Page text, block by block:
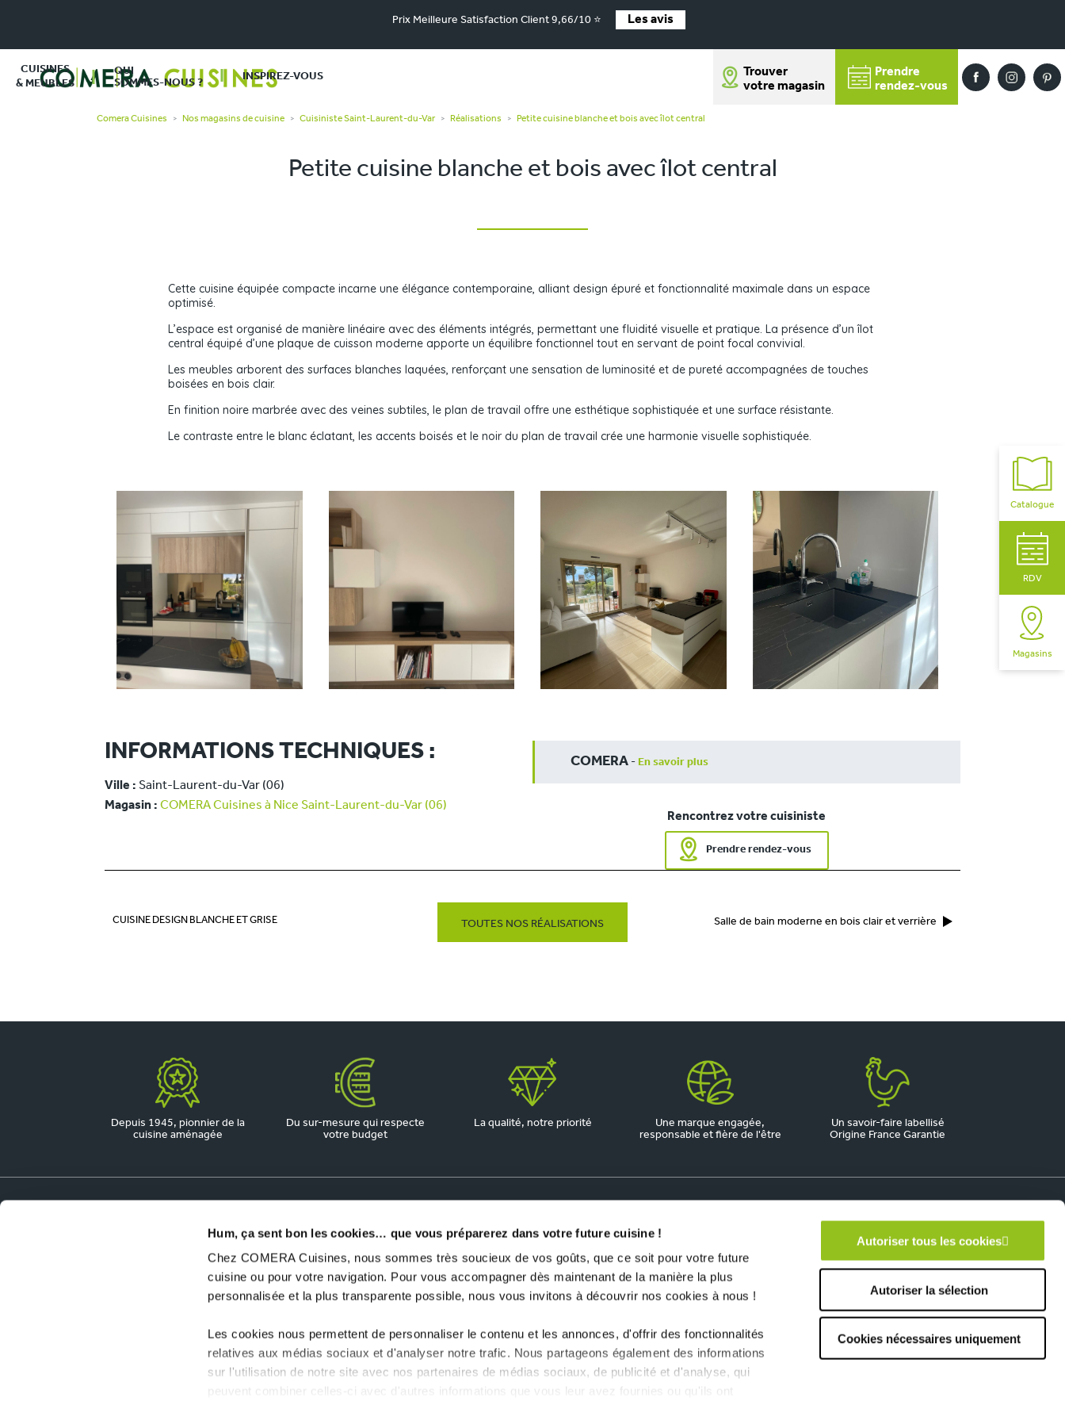
Hum, ça sent bon les cookies… que vous préparerez dans votre future cuisine !
Chez COMERA Cuisines, nous sommes très soucieux de vos goûts, que ce soit pour votre future
cuisine ou pour votre navigation. Pour vous accompagner dès maintenant de la manière la plus
personnalisée et la plus transparente possible, nous vous invitons à découvrir nos cookies à nous !
Les cookies nous permettent de personnaliser le contenu et les annonces, d'offrir des fonctionnalités
relatives aux médias sociaux et d'analyser notre trafic. Nous partageons également des informations
sur l'utilisation de notre site avec nos partenaires de médias sociaux, de publicité et d'analyse, qui
peuvent combiner celles-ci avec d'autres informations que vous leur avez fournies ou qu'ils ont
Autoriser tous les cookies
Autoriser la sélection
Cookies nécessaires uniquement
Prix Meilleure Satisfaction Client 9,66/10 ⭐ Les avis
CUISINES
& MEUBLES
QUI
SOMMES-NOUS ?
INSPIREZ-VOUS
Trouver
votre magasin
Prendre
rendez-vous
Catalogue
RDV
Magasins
Comera Cuisines > Nos magasins de cuisine > Cuisiniste Saint-Laurent-du-Var > Réalisations > Petite cuisine blanche et bois avec îlot central
Petite cuisine blanche et bois avec îlot central
Cette cuisine équipée compacte incarne une élégance contemporaine, alliant design épuré et fonctionnalité maximale dans un espace
optimisé.
L’espace est organisé de manière linéaire avec des éléments intégrés, permettant une fluidité visuelle et pratique. La présence d’un îlot
central équipé d’une plaque de cuisson moderne apporte un équilibre fonctionnel tout en servant de point focal convivial.
Les meubles arborent des surfaces blanches laquées, renforçant une sensation de luminosité et de pureté accompagnées de touches
boisées en bois clair.
En finition noire marbrée avec des veines subtiles, le plan de travail offre une esthétique sophistiquée et une surface résistante.
Le contraste entre le blanc éclatant, les accents boisés et le noir du plan de travail crée une harmonie visuelle sophistiquée.
INFORMATIONS TECHNIQUES :
Ville : Saint-Laurent-du-Var (06)
Magasin : COMERA Cuisines à Nice Saint-Laurent-du-Var (06)
COMERA - En savoir plus
Rencontrez votre cuisiniste
Prendre rendez-vous
CUISINE DESIGN BLANCHE ET GRISE TOUTES NOS RÉALISATIONS Salle de bain moderne en bois clair et verrière
Depuis 1945, pionnier de la
cuisine aménagée
Du sur-mesure qui respecte
votre budget
La qualité, notre priorité
Une marque engagée,
responsable et fière de l'être
Un savoir-faire labellisé
Origine France Garantie
Ouvrir un magasin COMERA Cuisines